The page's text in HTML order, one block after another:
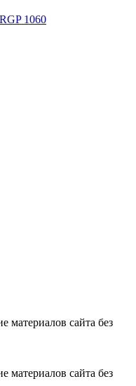
1060
материалов сайта без
материалов сайта без